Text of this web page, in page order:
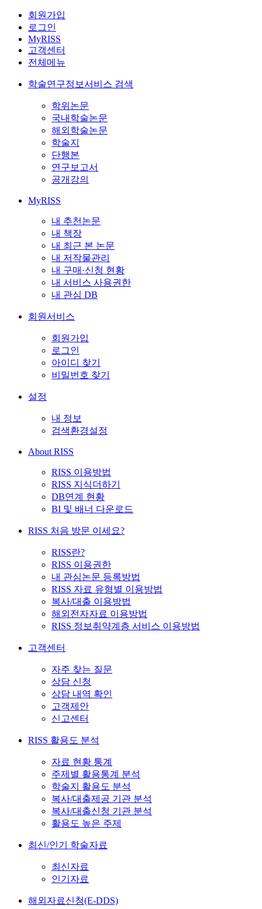
회원가입
로그인
MyRISS
고객센터
전체메뉴
학술연구정보서비스 검색
학위논문
국내학술논문
해외학술논문
학술지
단행본
연구보고서
공개강의
MyRISS
내 추천논문
내 책장
내 최근 본 논문
내 저작물관리
내 구매·신청 현황
내 서비스 사용권한
내 관심 DB
회원서비스
회원가입
로그인
아이디 찾기
비밀번호 찾기
설정
내 정보
검색환경설정
About RISS
RISS 이용방법
RISS 지식더하기
DB연계 현황
BI 및 배너 다운로드
RISS 처음 방문 이세요?
RISS란?
RISS 이용권한
내 관심논문 등록방법
RISS 자료 유형별 이용방법
복사/대출 이용방법
해외전자자료 이용방법
RISS 정보취약계층 서비스 이용방법
고객센터
자주 찾는 질문
상담 신청
상담 내역 확인
고객제안
신고센터
RISS 활용도 분석
자료 현황 통계
주제별 활용통계 분석
학술지 활용도 분석
복사/대출제공 기관 분석
복사/대출신청 기관 분석
활용도 높은 주제
최신/인기 학술자료
최신자료
인기자료
해외자료신청(E-DDS)